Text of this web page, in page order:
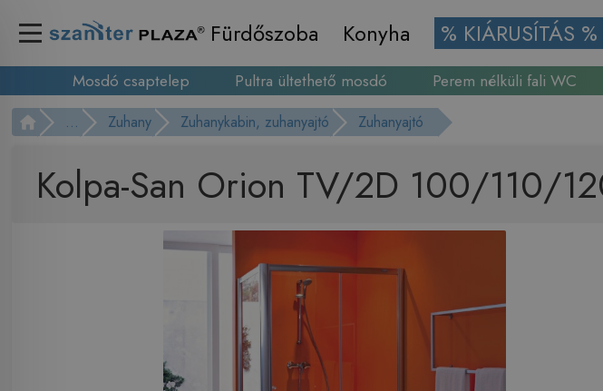
Fürdőszoba Konyha % KIÁRUSÍTÁS %
Mosdó csaptelep Pultra ültethető mosdó Perem nélküli fali WC
... Zuhany Zuhanykabin, zuhanyajtó Zuhanyajtó
Kolpa-San Orion TV/2D 100/110/